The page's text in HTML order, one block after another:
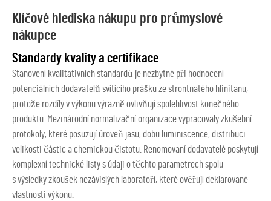
Klíčové hlediska nákupu pro průmyslové
nákupce
Standardy kvality a certifikace
Stanovení kvalitativních standardů je nezbytné při hodnocení
potenciálních dodavatelů svítícího prášku ze strontnatého hlinitanu,
protože rozdíly v výkonu výrazně ovlivňují spolehlivost konečného
produktu. Mezinárodní normalizační organizace vypracovaly zkušební
protokoly, které posuzují úroveň jasu, dobu luminiscence, distribuci
velikosti částic a chemickou čistotu. Renomovaní dodavatelé poskytují
komplexní technické listy s údaji o těchto parametrech spolu
s výsledky zkoušek nezávislých laboratoří, které ověřují deklarované
vlastnosti výkonu.